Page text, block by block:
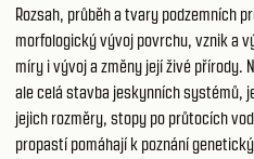
Rozsah, průběh a tvary podzemních
morfologický vývoj povrchu, vznik a
míry i vývoj a změny její živé přírody.
ale celá stavba jeskynních systémů,
jejich rozměry, stopy po průtocích
propastí pomáhají k poznání